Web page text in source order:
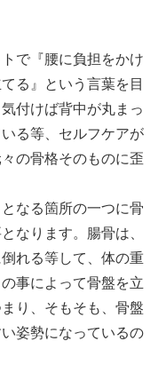
で『腰に負担をかけ
る』という言葉を目
付けば背中が丸まっ
る等、セルフケアが
の骨格そのものに歪
なる箇所の一つに骨
なります。腸骨は、
れる等して、体の重
事によって骨盤を立
り、そもそも、骨盤
姿勢になっているの